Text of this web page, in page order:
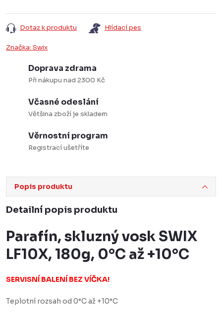
Dotaz k produktu Hlídací pes
Značka: Swix
Doprava zdrama
Při nákupu nad 2300 Kč
Včasné odeslání
Většina zboží je skladem
Věrnostní program
Registrací ušetříte
Popis produktu
Detailní popis produktu
Parafín, skluzný vosk SWIX
LF10X, 180g, 0°C až +10°C
SERVISNÍ BALENÍ BEZ VÍČKA!
Teplotní rozsah od 0°C až +10°C